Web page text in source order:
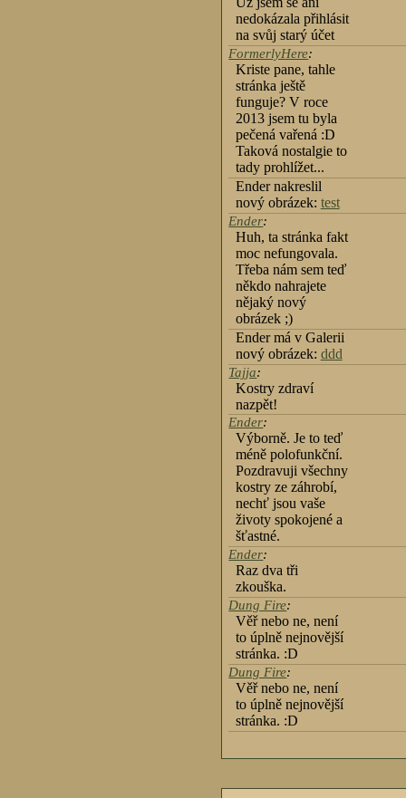
nedokázala přihlásit
na svůj starý účet
FormerlyHere:
Kriste pane, tahle
stránka ještě
funguje? V roce
2013 jsem tu byla
pečená vařená :D
Taková nostalgie to
tady prohlížet...
Ender nakreslil
nový obrázek: test
Ender:
Huh, ta stránka fakt
moc nefungovala.
Třeba nám sem teď
někdo nahrajete
nějaký nový
obrázek ;)
Ender má v Galerii
nový obrázek: ddd
Tajja:
Kostry zdraví
nazpět!
Ender:
Výborně. Je to teď
méně polofunkční.
Pozdravuji všechny
kostry ze záhrobí,
nechť jsou vaše
životy spokojené a
šťastné.
Ender:
Raz dva tři
zkouška.
Dung Fire:
Věř nebo ne, není
to úplně nejnovější
stránka. :D
Dung Fire:
Věř nebo ne, není
to úplně nejnovější
stránka. :D